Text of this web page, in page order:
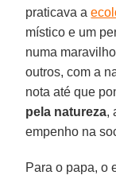
praticava a
místico e um
numa
outros, com a
nota até que
pela natureza,
empenho na
Para o papa, o